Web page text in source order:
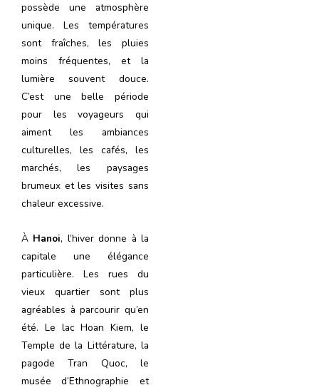
possède une atmosphère
unique. Les températures
sont fraîches, les pluies
moins fréquentes, et la
lumière souvent douce.
C’est une belle période
pour les voyageurs qui
aiment les ambiances
culturelles, les cafés, les
marchés, les paysages
brumeux et les visites sans
chaleur excessive.
À Hanoi, l’hiver donne à la
capitale une élégance
particulière. Les rues du
vieux quartier sont plus
agréables à parcourir qu’en
été. Le lac Hoan Kiem, le
Temple de la Littérature, la
pagode Tran Quoc, le
musée d’Ethnographie et